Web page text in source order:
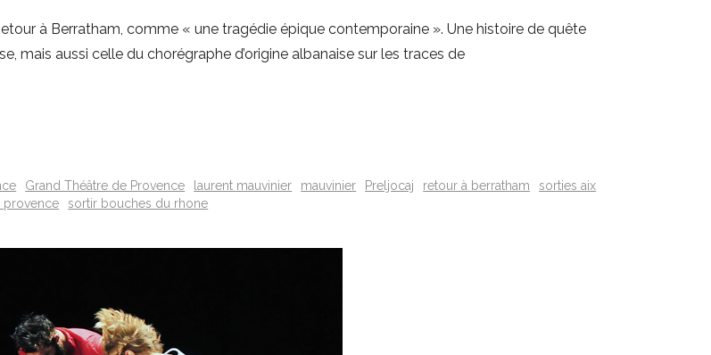
à Berratham, comme « une tragédie épique contemporaine ». Une histoire de quête
mais aussi celle du chorégraphe d’origine albanaise sur les traces de
Grand Théâtre de Provence laurent mauvinier mauvinier Preljocaj retour à berratham
sorties aix
provence sortir bouches du rhone